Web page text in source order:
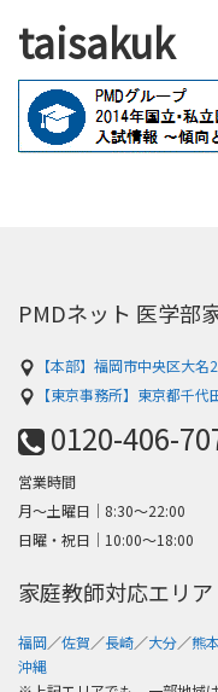
taisakuk
PMDネット 医学部
【本部】福岡市中央区大
【東京事務所】東京都千
0120-406-
営業時間
月～土曜日│8:30〜22:00
日曜・祝日│10:00〜18:00
家庭教師対応エリア
福岡／佐賀／長崎／大分／熊本
沖縄